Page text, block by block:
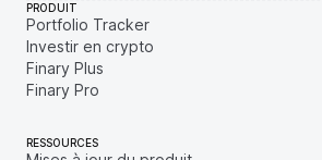
PRODUIT
Portfolio Tracker
Investir en crypto
Finary Plus
Finary Pro
RESSOURCES